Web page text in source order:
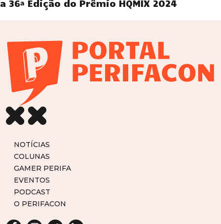
a 36ª Edição do Prêmio HQMIX 2024
NOTÍCIAS
COLUNAS
GAMER PERIFA
EVENTOS
PODCAST
O PERIFACON